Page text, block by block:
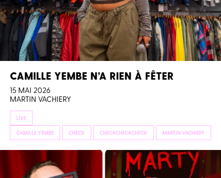
CAMILLE YEMBE N’A RIEN À FÊTER
15 MAI 2026
MARTIN VACHIERY
LIVE
CAMILLE YEMBÉ CHECK CHECKCHECKCHECK MARTIN VACHIERY